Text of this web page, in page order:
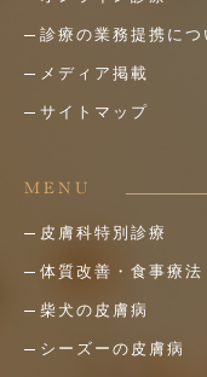
診療の業務提携につ
メディア掲載
サイトマップ
MENU
皮膚科特別診療
体質改善・食事療法
柴犬の皮膚病
シーズーの皮膚病